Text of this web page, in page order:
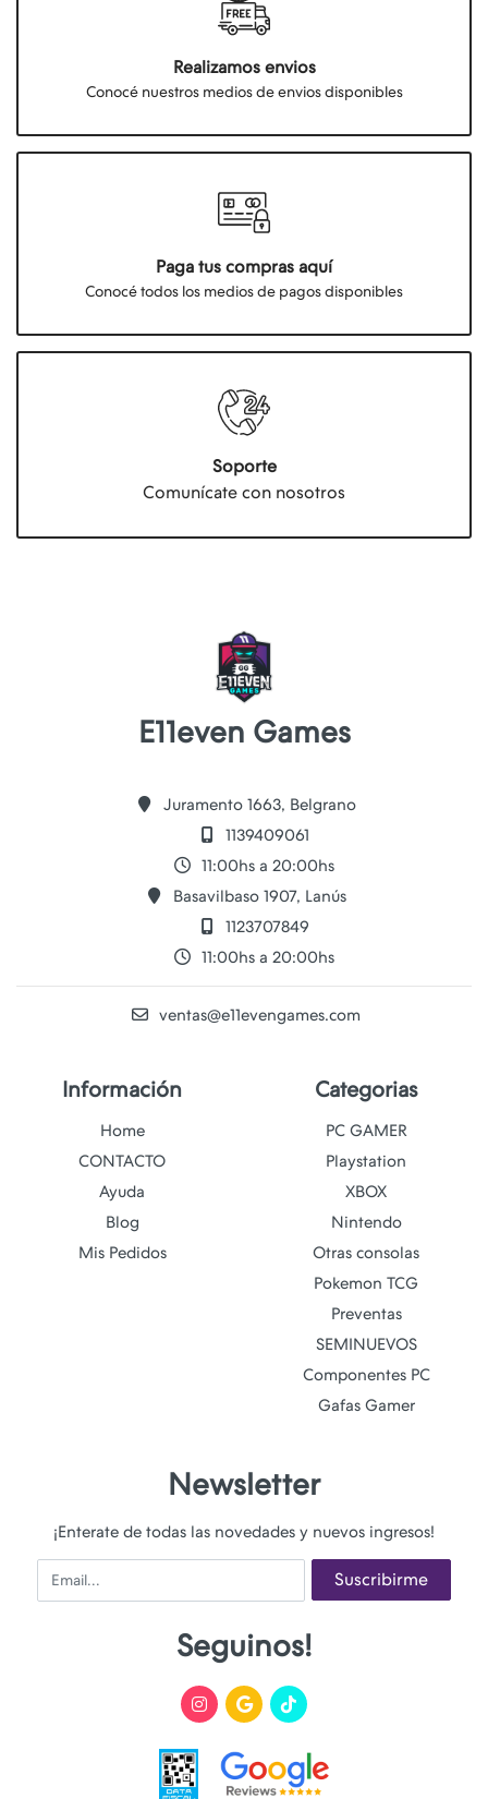
Realizamos envios
Conocé nuestros medios de envios disponibles
Paga tus compras aquí
Conocé todos los medios de pagos disponibles
Soporte
Comunícate con nosotros
E11even Games
Juramento 1663, Belgrano
1139409061
11:00hs a 20:00hs
Basavilbaso 1907, Lanús
1123707849
11:00hs a 20:00hs
ventas@e11evengames.com
Información
Home
CONTACTO
Ayuda
Blog
Mis Pedidos
Categorias
PC GAMER
Playstation
XBOX
Nintendo
Otras consolas
Pokemon TCG
Preventas
SEMINUEVOS
Componentes PC
Gafas Gamer
Newsletter
¡Enterate de todas las novedades y nuevos ingresos!
Email Suscribirme
Seguinos!